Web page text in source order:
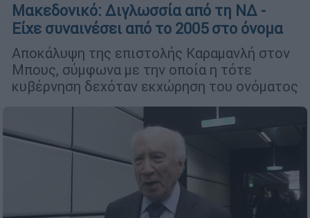
Μακεδονικό: Διγλωσσία από τη ΝΔ -
Είχε συναινέσει από το 2005 στο όνομα
Αποκάλυψη της επιστολής Καραµανλή στον
Μπους, σύµφωνα µε την οποία η τότε
κυβέρνηση δεχόταν εκχώρηση του ονόµατος